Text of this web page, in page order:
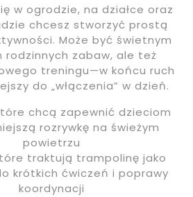
w ogrodzie, na działce oraz
chcesz stworzyć prostą
Może być świetnym
rodzinnych zabaw, ale też
treningu—w końcu ruch
do „włączenia” w dzień.
chcą zapewnić dzieciom
rozrywkę na świeżym
powietrzu
traktują trampolinę jako
krótkich ćwiczeń i poprawy
koordynacji